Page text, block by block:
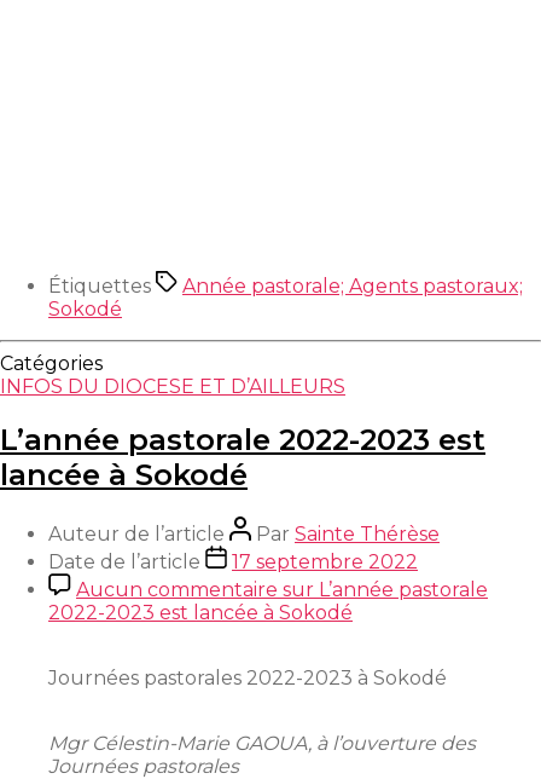
Étiquettes
Année pastorale; Agents pastoraux;
Sokodé
Catégories
INFOS DU DIOCESE ET D’AILLEURS
L’année pastorale 2022-2023 est
lancée à Sokodé
Auteur de l’article Par Sainte Thérèse
Date de l’article
17 septembre 2022
Aucun commentaire sur L’année pastorale
2022-2023 est lancée à Sokodé
Journées pastorales 2022-2023 à Sokodé
Mgr Célestin-Marie GAOUA, à l’ouverture des
Journées pastorales